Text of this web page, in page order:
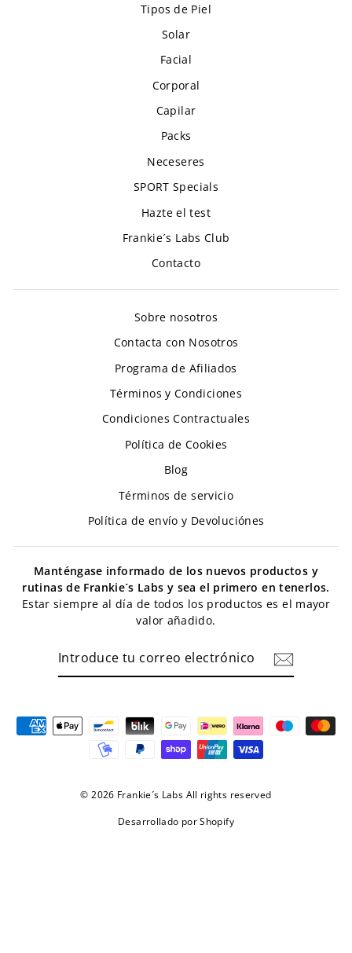
Tipos de Piel
Solar
Facial
Corporal
Capilar
Packs
Neceseres
SPORT Specials
Hazte el test
Frankie´s Labs Club
Contacto
Sobre nosotros
Contacta con Nosotros
Programa de Afiliados
Términos y Condiciones
Condiciones Contractuales
Política de Cookies
Blog
Términos de servicio
Política de envío y Devoluciónes
Manténgase informado de los nuevos productos y
rutinas de Frankie´s Labs y sea el primero en tenerlos.
Estar siempre al día de todos los productos es el mayor
valor añadido.
CORREO
© 2026 Frankie´s Labs All rights reserved
Desarrollado por Shopify